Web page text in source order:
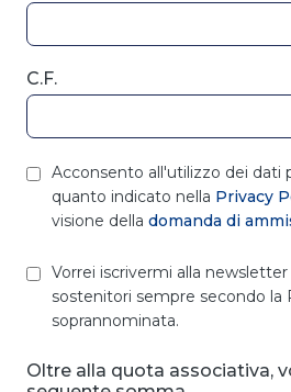
C.F.
Acconsento all'utilizzo dei dati
quanto indicato nella Privacy
visione della domanda di
Vorrei iscrivermi alla
sostenitori sempre secondo la
soprannominata.
Oltre alla quota associativa,